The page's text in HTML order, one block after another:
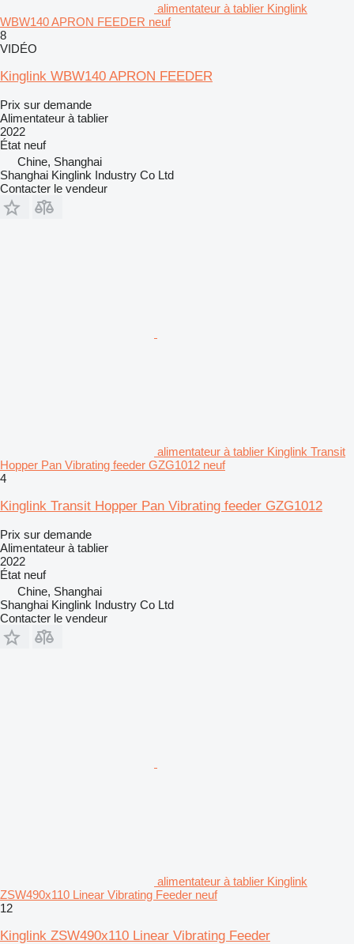
alimentateur à tablier Kinglink
WBW140 APRON FEEDER neuf
8
VIDÉO
Kinglink WBW140 APRON FEEDER
Prix sur demande
Alimentateur à tablier
2022
État neuf
Chine, Shanghai
Shanghai Kinglink Industry Co Ltd
Contacter le vendeur
alimentateur à tablier Kinglink Transit
Hopper Pan Vibrating feeder GZG1012 neuf
4
Kinglink Transit Hopper Pan Vibrating feeder GZG1012
Prix sur demande
Alimentateur à tablier
2022
État neuf
Chine, Shanghai
Shanghai Kinglink Industry Co Ltd
Contacter le vendeur
alimentateur à tablier Kinglink
ZSW490x110 Linear Vibrating Feeder neuf
12
Kinglink ZSW490x110 Linear Vibrating Feeder